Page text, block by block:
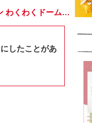
【おうちでドームキャッチャーに挑戦だ】アンパンマン わくわくドームキャッチャー
したことがあ